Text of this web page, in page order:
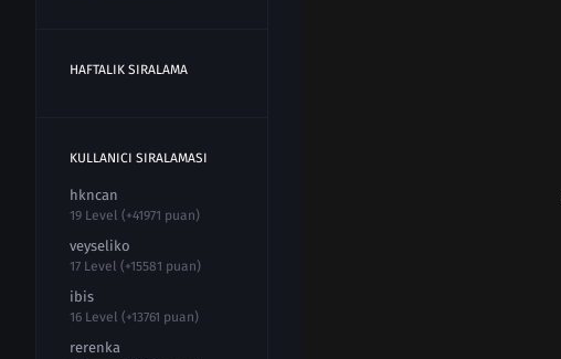
HAFTALIK SIRALAMA
KULLANICI SIRALAMASI
hkncan
19 Level (+41971 puan)
veyseliko
17 Level (+15581 puan)
ibis
16 Level (+13761 puan)
rerenka